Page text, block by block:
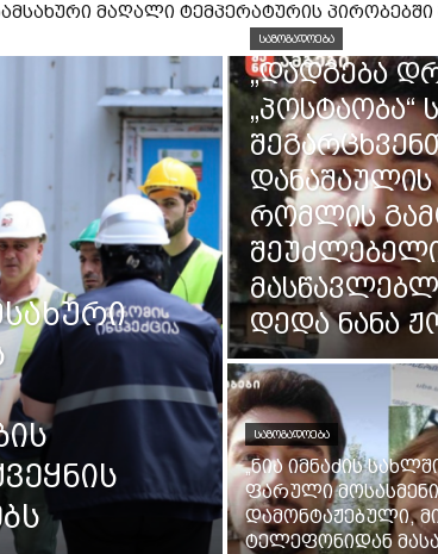
მაღალი ტემპერატურის
მთელი ქვეყნის მასშტაბით ახორციელებს
ᲡᲐᲖᲝᲒᲐᲓᲝᲔᲑᲐ
„დადგება
„პოსტაობა“
რომლის
დედა ნანა
ᲡᲐᲖᲝᲒᲐᲓᲝᲔᲑᲐ
„ნია იმნაძის
ფარული
დამონტაჟებული,
ტელეფონიდან